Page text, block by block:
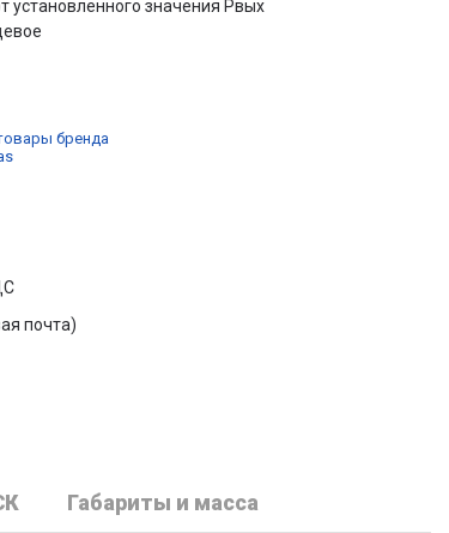
установленного значения Рвых
бренда
почта)
Габариты и масса